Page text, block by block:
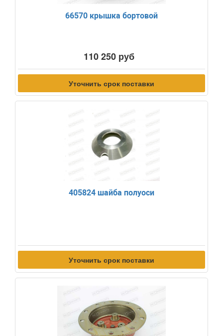
66570 крышка бортовой
110 250 руб
Уточнить срок поставки
405824 шайба полуоси
Уточнить срок поставки